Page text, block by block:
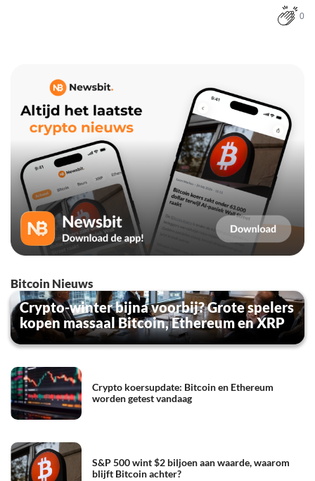
0
Bitcoin Nieuws
Crypto-winter bijna voorbij? Grote spelers
kopen massaal Bitcoin, Ethereum en XRP
Crypto koersupdate: Bitcoin en Ethereum
worden getest vandaag
S&P 500 wint $2 biljoen aan waarde, waarom
blijft Bitcoin achter?